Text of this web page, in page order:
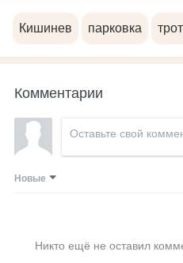
Кишинев парковка
Комментарии
Новые
Никто ещё не оставил